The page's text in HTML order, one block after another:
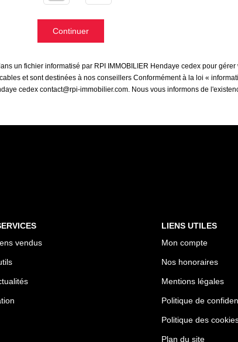
Continuer
un fichier informatisé par RPI IMMOBILIER Hendaye cedex pour
et sont destinées à nos conseillers Conformément à la loi «
cedex contact@rpi-immobilier.com. Nous vous informons de
vendus
LIENS UTILES
Mon compte
Nos honoraires
Mentions légales
Politique de
Politique des
Plan du site